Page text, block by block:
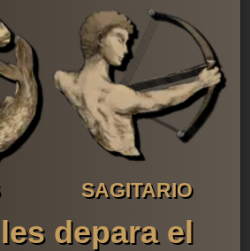
SAGITARIO
depara el